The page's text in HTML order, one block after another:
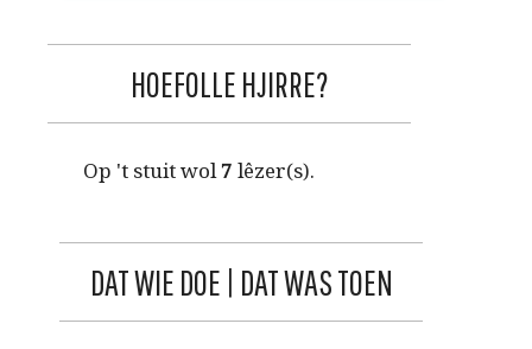
HOEFOLLE HJIRRE?
Op 't stuit wol7 lêzer(s).
DAT WIE DOE | DAT WAS TOEN